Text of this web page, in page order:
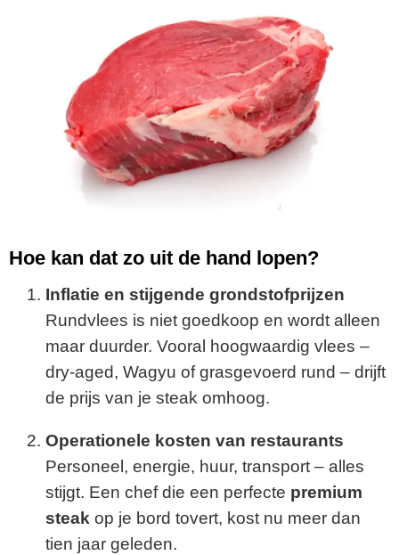
Hoe kan dat zo uit de hand lopen?
Inflatie en stijgende grondstofprijzen
Rundvlees is niet goedkoop en wordt alleen
maar duurder. Vooral hoogwaardig vlees –
dry-aged, Wagyu of grasgevoerd rund – drijft
de prijs van je steak omhoog.
Operationele kosten van restaurants
Personeel, energie, huur, transport – alles
stijgt. Een chef die een perfecte premium
steakop je bord tovert, kost nu meer dan
tien jaar geleden.